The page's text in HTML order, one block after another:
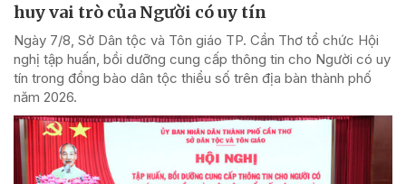
huy vai trò của Người có uy tín
Ngày 7/8, Sở Dân tộc và Tôn giáo TP. Cần Thơ tổ chức Hội
nghị tập huấn, bồi dưỡng cung cấp thông tin cho Người có uy
tín trong đồng bào dân tộc thiểu số trên địa bàn thành phố
năm 2026.